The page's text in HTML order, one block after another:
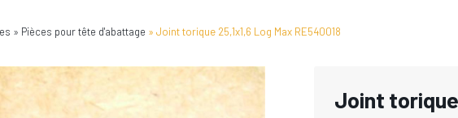
Pièces pour tête d'abattage Joint torique 25,1x1,6 Log Max RE540018
Joint torique